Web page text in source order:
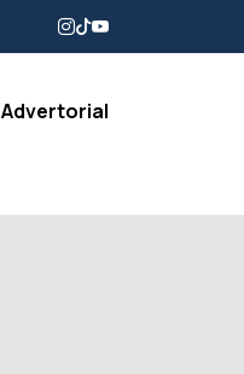
Advertorial